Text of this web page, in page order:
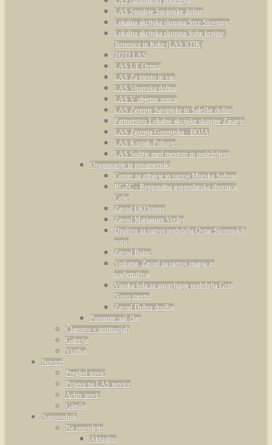
LAS Spodnje Savinjske doline
Lokalna akcijska skupina Srce Slovenije
Lokalna akcijska skupina Suhe krajine,
Temenice in Krke (LAS STIK)
TOTI LAS
LAS UE Ormož
LAS Za mesto in vas
LAS Vipavska dolina
LAS V objemu sonca
LAS Zgornje Savinjske in Šaleške doline
Partnerstvo Lokalne akcijske skupine Zasavje
LAS Zgornja Gorenjska - BOJA
LAS Kozjak-Pohorje
LAS Sožitje med mestom in podeželjem
Organizacije in posamezniki
Center za zdravje in razvoj Murska Sobota
RGZC - Regionalna gospodarska zbornica
Celje
Zavod EKOmeter
Zavod Marianum Veržej
Društvo za razvoj podeželja Ovtar Slovenskih
goric
Zavod Buinc
Vedoma, Zavod za razvoj znanja in
podjetništva
Visoka šola za upravljanje podeželja Grm
Novo mesto
Zavod Dobra družba
Postanite naš član
Članstvo v institucijah
Galerija
Vizitka
Novice
Pregled novic
Prijava na LAS novice
Arhiv novic
Glasila
Napovednik
Ne spreglejte
Aktualno